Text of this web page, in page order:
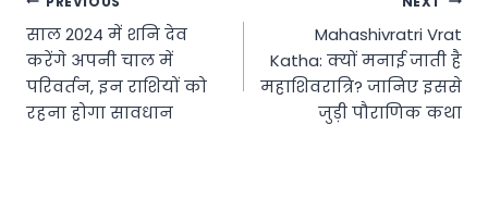
Post
navigation
साल 2024 में शनि देव
करेंगे अपनी चाल में
परिवर्तन, इन राशियों को
रहना होगा सावधान
Mahashivratri Vrat
Katha: क्यों मनाई जाती है
महाशिवरात्रि? जानिए इससे
जुड़ी पौराणिक कथा